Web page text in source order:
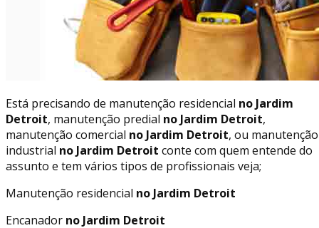
Está precisando de manutenção residencial no Jardim
Detroit, manutenção predial no Jardim Detroit,
manutenção comercial no Jardim Detroit, ou manutenção
industrial no Jardim Detroit conte com quem entende do
assunto e tem vários tipos de profissionais veja;
Manutenção residencial no Jardim Detroit
Encanador no Jardim Detroit